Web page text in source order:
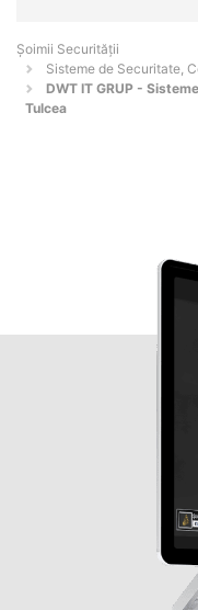
Șoimii Securității
Sisteme de Securitate,
DWT IT GRUP -
Tulcea